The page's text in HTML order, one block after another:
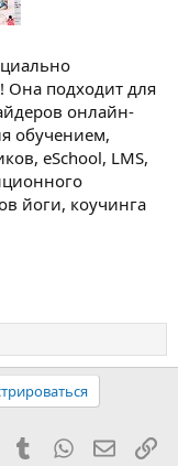
Она подходит для
онлайн-
обучением,
eSchool, LMS,
йоги, коучинга
PinterestTumblr WhatsApp